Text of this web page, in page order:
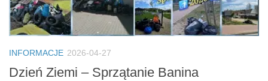
INFORMACJE 2026-04-27
Dzień Ziemi – Sprzątanie Banina